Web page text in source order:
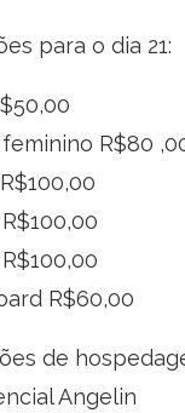
para o dia 21:
R$80
R$60,00
de
Angelin